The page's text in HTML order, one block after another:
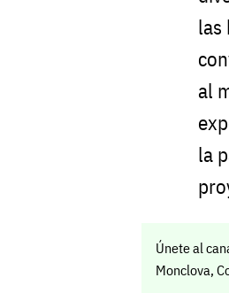
las
al
la
Únete al
Monclova,